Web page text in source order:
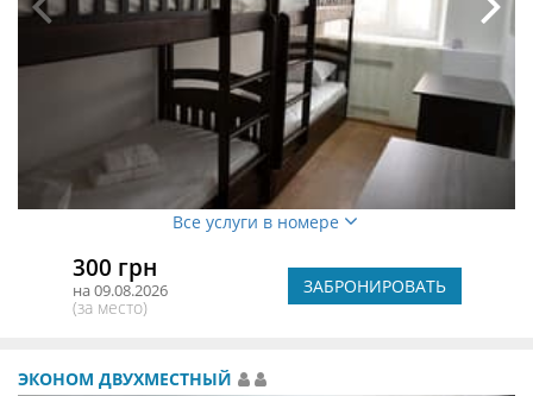
Все услуги в номере
300 грн
на 09.08.2026
(за место)
ЗАБРОНИРОВАТЬ
ЭКОНОМ ДВУХМЕСТНЫЙ